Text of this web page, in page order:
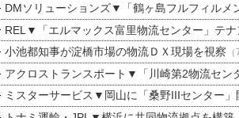
DMソリューションズ▼「鶴ヶ島フルフィルメ
REL▼「エルマックス富里物流センター」テナ
小池都知事が淀橋市場の物流ＤＸ現場を視察
アクロストランスポート▼「川崎第2物流セン
ミスターサービス▼岡山に「桑野IIIセンター」